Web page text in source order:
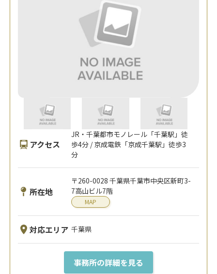
アクセス
JR・千葉都市モノレール「千葉駅」徒
歩4分 / 京成電鉄「京成千葉駅」徒歩3
分
所在地
〒260-0028 千葉県千葉市中央区新町3-
7高山ビル7階
MAP
対応エリア 千葉県
事務所の詳細を見る